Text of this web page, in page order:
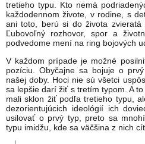
tretieho typu. Kto nemá
každodennom živote, v rodine, s
ani toto, berú si do života zvieratá
Ľubovoľný rozhovor, spor a
podvedome mení na ring bojových
V každom prípade je možné
pozíciu. Obyčajne sa bojuje o
našej doby. Hoci nie sú všetci
sa lepšie darí žiť s tretím typom. A
mali sklon žiť podľa tretieho typu,
dezorien­tujúcich ideológií ich
usilovať o prvý typ, preto sa
typu imidžu, kde sa väčšina z nich